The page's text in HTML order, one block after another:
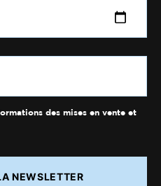
des mises en vente et
NEWSLETTER